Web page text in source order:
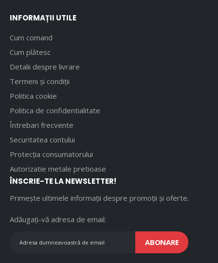
INFORMAȚII UTILE
Cum comand
Cum plătesc
Detalii despre livrare
Termeni și condiții
Politica cookie
Politica de confidentialitate
Întrebari frecvente
Securitatea contului
Protecția consumatorului
Autorizatie metale pretioase
ÎNSCRIE-TE LA NEWSLETTER!
Primește ultimele informații despre promoții și oferte.
Adăugați-vă adresa de email:
ABONARE